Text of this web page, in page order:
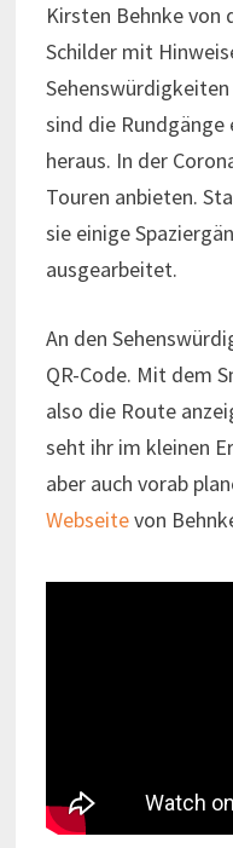
Kirsten Behnke von
Schilder mit
sind die
heraus. In der
Touren anbieten.
sie einige
ausgearbeitet.
An den
QR-Code. Mit dem
also die Route
seht ihr im kleinen
aber auch vorab
Webseitevon